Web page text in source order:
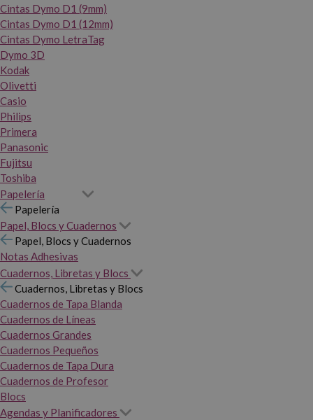
Cintas Dymo D1 (9mm)
Cintas Dymo D1 (12mm)
Cintas Dymo LetraTag
Dymo 3D
Kodak
Olivetti
Casio
Philips
Primera
Panasonic
Fujitsu
Toshiba
Papelería
Papelería
Papel, Blocs y Cuadernos
Papel, Blocs y Cuadernos
Notas Adhesivas
Cuadernos, Libretas y Blocs
Cuadernos, Libretas y Blocs
Cuadernos de Tapa Blanda
Cuadernos de Líneas
Cuadernos Grandes
Cuadernos Pequeños
Cuadernos de Tapa Dura
Cuadernos de Profesor
Blocs
Agendas y Planificadores